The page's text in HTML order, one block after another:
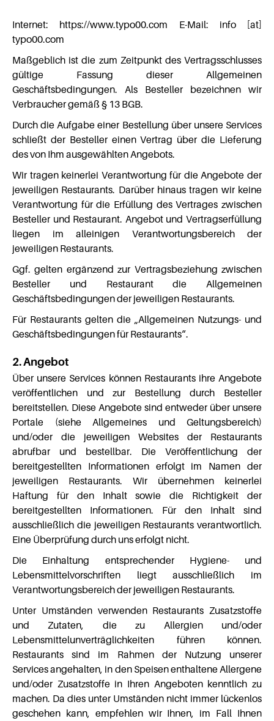
Internet: https://www.typo00.com E-Mail: info [at]
typo00.com
Maßgeblich ist die zum Zeitpunkt des Vertragsschlusses
gültige Fassung dieser Allgemeinen
Geschäftsbedingungen. Als Besteller bezeichnen wir
Verbraucher gemäß § 13 BGB.
Durch die Aufgabe einer Bestellung über unsere Services
schließt der Besteller einen Vertrag über die Lieferung
des von Ihm ausgewählten Angebots.
Wir tragen keinerlei Verantwortung für die Angebote der
jeweiligen Restaurants. Darüber hinaus tragen wir keine
Verantwortung für die Erfüllung des Vertrages zwischen
Besteller und Restaurant. Angebot und Vertragserfüllung
liegen im alleinigen Verantwortungsbereich der
jeweiligen Restaurants.
Ggf. gelten ergänzend zur Vertragsbeziehung zwischen
Besteller und Restaurant die Allgemeinen
Geschäftsbedingungen der jeweiligen Restaurants.
Für Restaurants gelten die „Allgemeinen Nutzungs- und
Geschäftsbedingungen für Restaurants“.
2. Angebot
Über unsere Services können Restaurants ihre Angebote
veröffentlichen und zur Bestellung durch Besteller
bereitstellen. Diese Angebote sind entweder über unsere
Portale (siehe Allgemeines und Geltungsbereich)
und/oder die jeweiligen Websites der Restaurants
abrufbar und bestellbar. Die Veröffentlichung der
bereitgestellten Informationen erfolgt im Namen der
jeweiligen Restaurants. Wir übernehmen keinerlei
Haftung für den Inhalt sowie die Richtigkeit der
bereitgestellten Informationen. Für den Inhalt sind
ausschließlich die jeweiligen Restaurants verantwortlich.
Eine Überprüfung durch uns erfolgt nicht.
Die Einhaltung entsprechender Hygiene- und
Lebensmittelvorschriften liegt ausschließlich im
Verantwortungsbereich der jeweiligen Restaurants.
Unter Umständen verwenden Restaurants Zusatzstoffe
und Zutaten, die zu Allergien und/oder
Lebensmittelunverträglichkeiten führen können.
Restaurants sind im Rahmen der Nutzung unserer
Services angehalten, in den Speisen enthaltene Allergene
und/oder Zusatzstoffe in Ihren Angeboten kenntlich zu
machen. Da dies unter Umständen nicht immer lückenlos
geschehen kann, empfehlen wir Ihnen, im Fall Ihnen